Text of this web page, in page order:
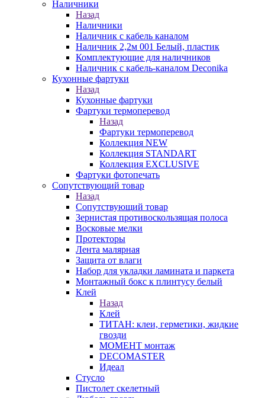
Наличники
Назад
Наличники
Наличник с кабель каналом
Наличник 2,2м 001 Белый, пластик
Комплектующие для наличников
Наличник с кабель-каналом Deconika
Кухонные фартуки
Назад
Кухонные фартуки
Фартуки термоперевод
Назад
Фартуки термоперевод
Коллекция NEW
Коллекция STANDART
Коллекция EXCLUSIVE
Фартуки фотопечать
Сопутствующий товар
Назад
Сопутствующий товар
Зернистая противоскользящая полоса
Восковые мелки
Протекторы
Лента малярная
Защита от влаги
Набор для укладки ламината и паркета
Монтажный бокс к плинтусу белый
Клей
Назад
Клей
ТИТАН: клеи, герметики, жидкие
гвозди
МОМЕНТ монтаж
DECOMASTER
Идеал
Стусло
Пистолет скелетный